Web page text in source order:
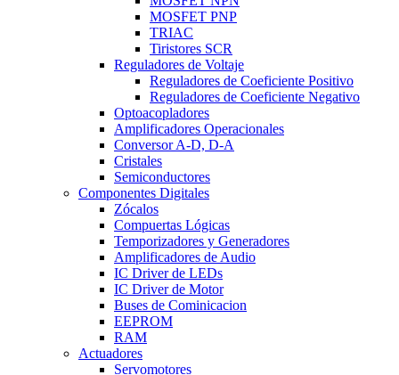
MOSFET PNP
TRIAC
Tiristores SCR
Reguladores de Voltaje
Reguladores de Coeficiente Positivo
Reguladores de Coeficiente Negativo
Optoacopladores
Amplificadores Operacionales
Conversor A-D, D-A
Cristales
Semiconductores
Componentes Digitales
Zócalos
Compuertas Lógicas
Temporizadores y Generadores
Amplificadores de Audio
IC Driver de LEDs
IC Driver de Motor
Buses de Cominicacion
EEPROM
RAM
Actuadores
Servomotores